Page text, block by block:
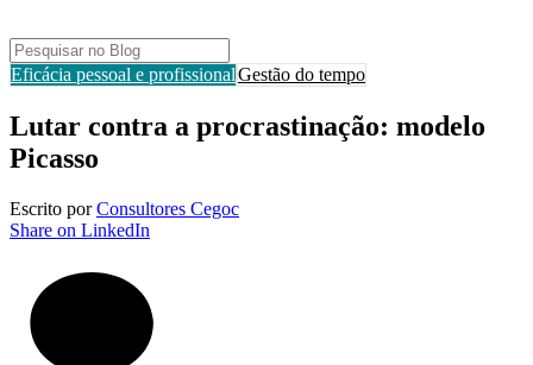
Eficácia pessoal e profissionalGestão do tempo
Lutar contra a procrastinação: modelo
Picasso
Escrito porConsultores Cegoc
Share on LinkedIn